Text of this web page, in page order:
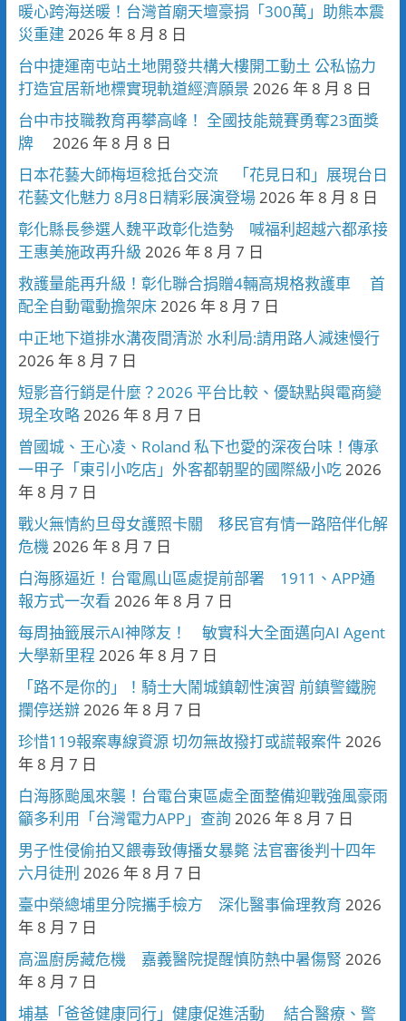
暖心跨海送暖！台灣首廟天壇豪捐「300萬」助熊本震
災重建 2026 年 8 月 8 日
台中捷運南屯站土地開發共構大樓開工動土 公私協力
打造宜居新地標實現軌道經濟願景 2026 年 8 月 8 日
台中市技職教育再攀高峰！ 全國技能競賽勇奪23面獎
牌
2026 年 8 月 8 日
日本花藝大師梅垣稔抵台交流 「花見日和」展現台日
花藝文化魅力 8月8日精彩展演登場2026 年 8 月 8 日
彰化縣長參選人魏平政彰化造勢 喊福利超越六都承接
王惠美施政再升級 2026 年 8 月 7 日
救護量能再升級！彰化聯合捐贈4輛高規格救護車 首
配全自動電動擔架床2026 年 8 月 7 日
中正地下道排水溝夜間清淤 水利局:請用路人減速慢行
2026 年 8 月 7 日
短影音行銷是什麼？2026 平台比較、優缺點與電商變
現全攻略2026 年 8 月 7 日
曾國城、王心凌、Roland 私下也愛的深夜台味！傳承
一甲子「東引小吃店」外客都朝聖的國際級小吃2026
年 8 月 7 日
戰火無情約旦母女護照卡關 移民官有情一路陪伴化解
危機2026 年 8 月 7 日
白海豚逼近！台電鳳山區處提前部署 1911、APP通
報方式一次看 2026 年 8 月 7 日
每周抽籤展示AI神隊友！ 敏實科大全面邁向AI Agent
大學新里程 2026 年 8 月 7 日
「路不是你的」！騎士大鬧城鎮韌性演習 前鎮警鐵腕
攔停送辦2026 年 8 月 7 日
珍惜119報案專線資源 切勿無故撥打或謊報案件2026
年 8 月 7 日
白海豚颱風來襲！台電台東區處全面整備迎戰強風豪雨
籲多利用「台灣電力APP」查詢 2026 年 8 月 7 日
男子性侵偷拍又餵毒致傳播女暴斃 法官審後判十四年
六月徒刑 2026 年 8 月 7 日
臺中榮總埔里分院攜手檢方 深化醫事倫理教育 2026
年 8 月 7 日
高溫廚房藏危機 嘉義醫院提醒慎防熱中暑傷腎 2026
年 8 月 7 日
埔基「爸爸健康同行」健康促進活動 結合醫療、警